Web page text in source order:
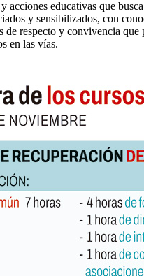
acciones educativas que
y sensibilizados, con
de respecto y convivencia que
en las vías.